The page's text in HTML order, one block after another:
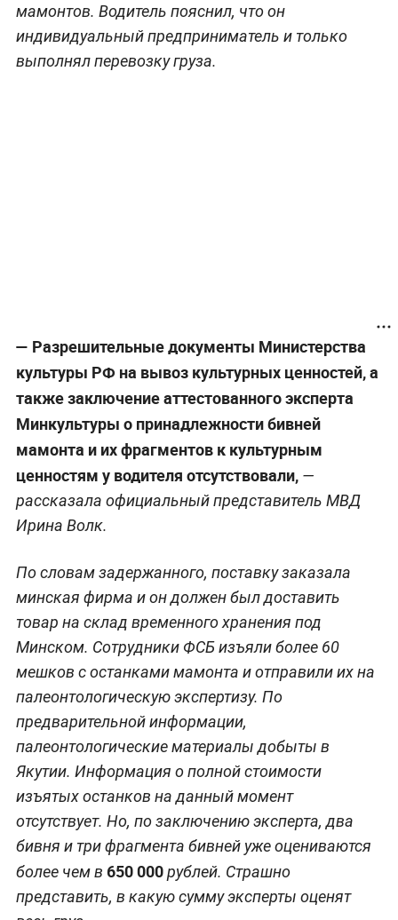
мамонтов. Водитель пояснил, что он
индивидуальный предприниматель и только
выполнял перевозку груза.
— Разрешительные документы Министерства
культуры РФ на вывоз культурных ценностей, а
также заключение аттестованного эксперта
Минкультуры о принадлежности бивней
мамонта и их фрагментов к культурным
ценностям у водителя отсутствовали,—
рассказала официальный представитель МВД
Ирина Волк.
По словам задержанного, поставку заказала
минская фирма и он должен был доставить
товар на склад временного хранения под
Минском. Сотрудники ФСБ изъяли более 60
мешков с останками мамонта и отправили их на
палеонтологическую экспертизу. По
предварительной информации,
палеонтологические материалы добыты в
Якутии. Информация о полной стоимости
изъятых останков на данный момент
отсутствует. Но, по заключению эксперта, два
бивня и три фрагмента бивней уже оцениваются
более чем в 650 000рублей. Страшно
представить, в какую сумму эксперты оценят